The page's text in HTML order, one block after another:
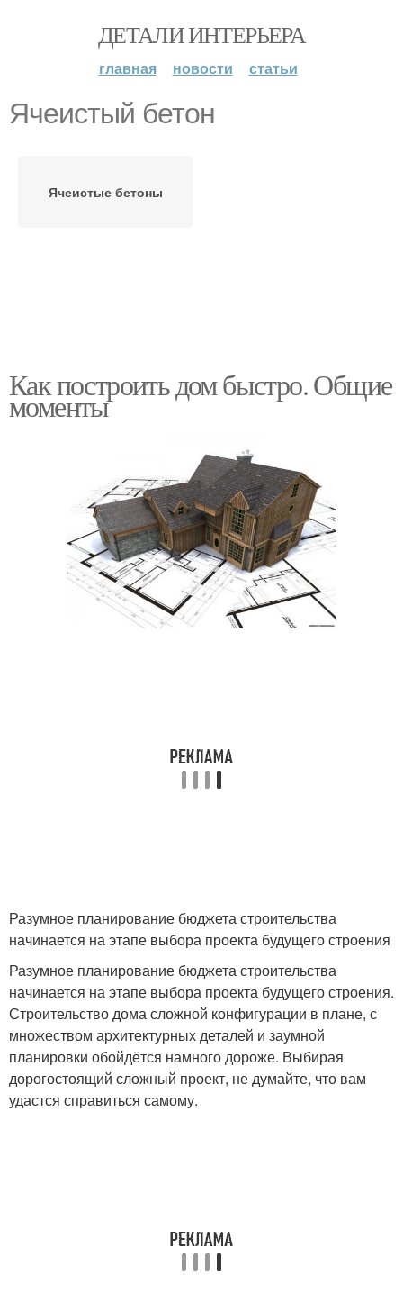
ДЕТАЛИ ИНТЕРЬЕРА
главная новости статьи
Ячеистый бетон
Ячеистые бетоны
Как построить дом быстро. Общие
моменты
Разумное планирование бюджета строительства
начинается на этапе выбора проекта будущего строения
Разумное планирование бюджета строительства
начинается на этапе выбора проекта будущего строения.
Строительство дома сложной конфигурации в плане, с
множеством архитектурных деталей и заумной
планировки обойдётся намного дороже. Выбирая
дорогостоящий сложный проект, не думайте, что вам
удастся справиться самому.